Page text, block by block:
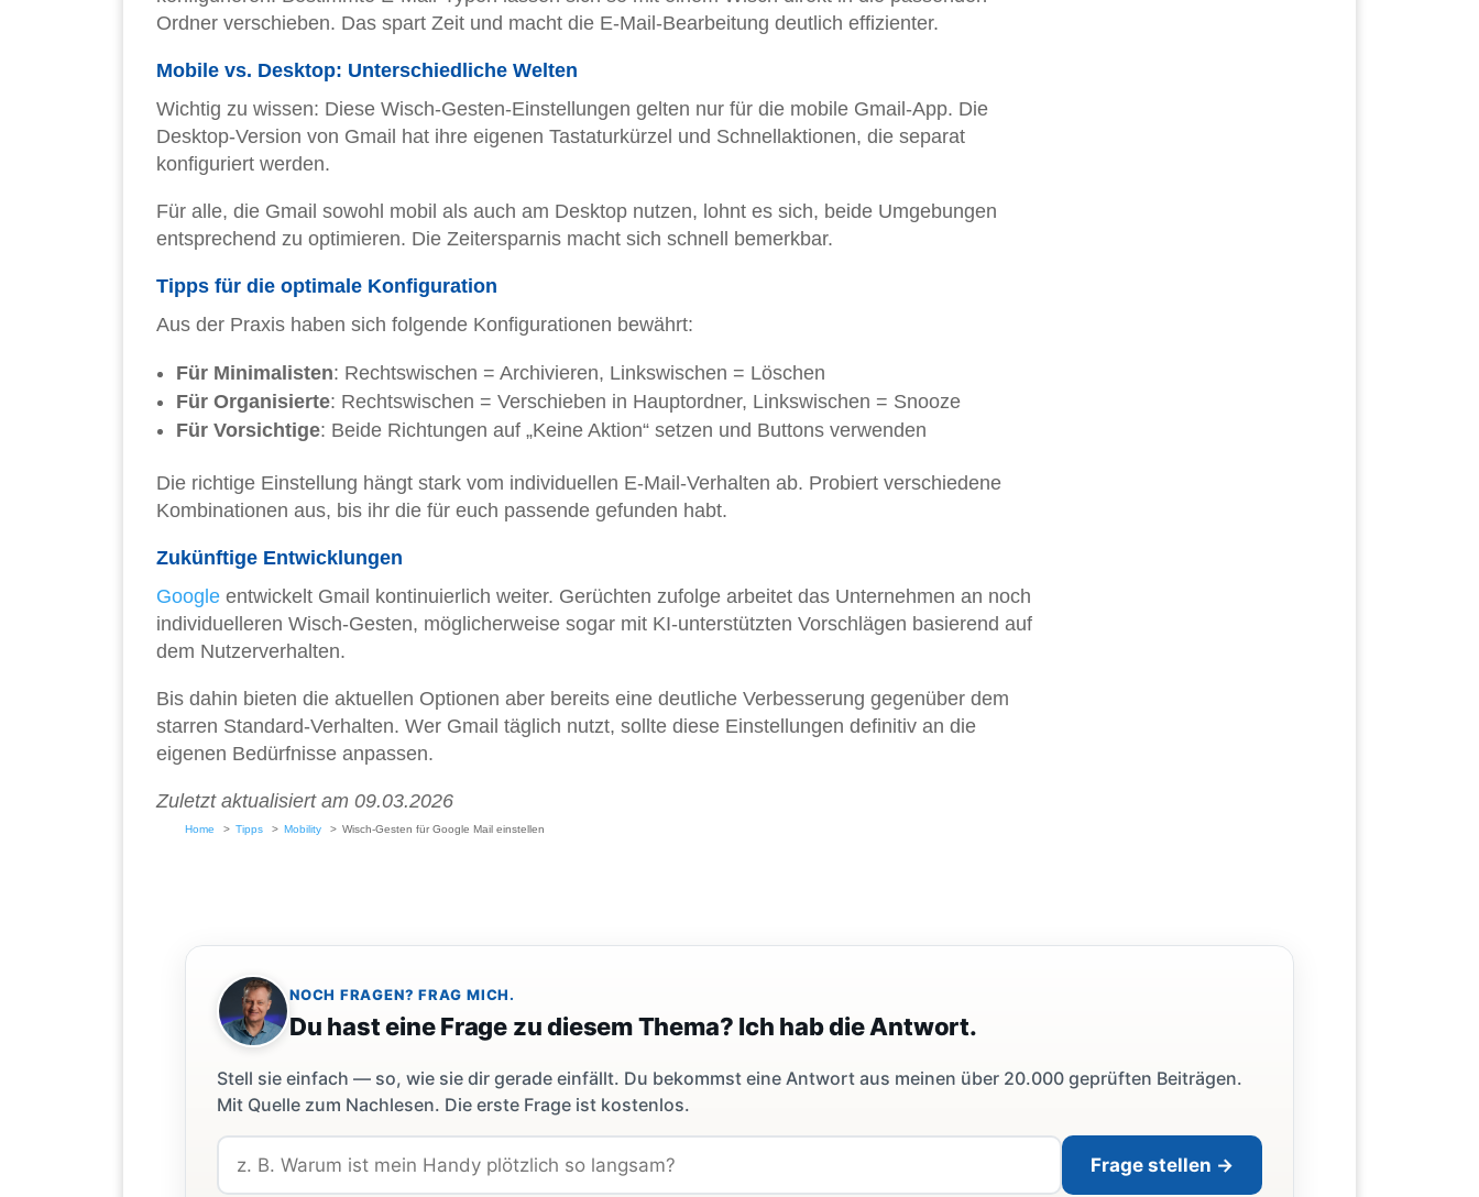
Ordner verschieben. Das spart Zeit und macht die E-Mail-Bearbeitung deutlich effizienter.
Mobile vs. Desktop: Unterschiedliche Welten
Wichtig zu wissen: Diese Wisch-Gesten-Einstellungen gelten nur für die mobile Gmail-App. Die
Desktop-Version von Gmail hat ihre eigenen Tastaturkürzel und Schnellaktionen, die separat
konfiguriert werden.
Für alle, die Gmail sowohl mobil als auch am Desktop nutzen, lohnt es sich, beide Umgebungen
entsprechend zu optimieren. Die Zeitersparnis macht sich schnell bemerkbar.
Tipps für die optimale Konfiguration
Aus der Praxis haben sich folgende Konfigurationen bewährt:
Für Minimalisten: Rechtswischen = Archivieren, Linkswischen = Löschen
Für Organisierte: Rechtswischen = Verschieben in Hauptordner, Linkswischen = Snooze
Für Vorsichtige: Beide Richtungen auf „Keine Aktion“ setzen und Buttons verwenden
Die richtige Einstellung hängt stark vom individuellen E-Mail-Verhalten ab. Probiert verschiedene
Kombinationen aus, bis ihr die für euch passende gefunden habt.
Zukünftige Entwicklungen
Google entwickelt Gmail kontinuierlich weiter. Gerüchten zufolge arbeitet das Unternehmen an noch
individuelleren Wisch-Gesten, möglicherweise sogar mit KI-unterstützten Vorschlägen basierend auf
dem Nutzerverhalten.
Bis dahin bieten die aktuellen Optionen aber bereits eine deutliche Verbesserung gegenüber dem
starren Standard-Verhalten. Wer Gmail täglich nutzt, sollte diese Einstellungen definitiv an die
eigenen Bedürfnisse anpassen.
Zuletzt aktualisiert am 09.03.2026
Home Tipps Mobility Wisch-Gesten für Google Mail einstellen
NOCH FRAGEN? FRAG MICH.
Du hast eine Frage zu diesem Thema? Ich hab die Antwort.
Stell sie einfach — so, wie sie dir gerade einfällt. Du bekommst eine Antwort aus meinen über 20.000 geprüften Beiträgen.
Mit Quelle zum Nachlesen. Die erste Frage ist kostenlos.
Frage stellen →